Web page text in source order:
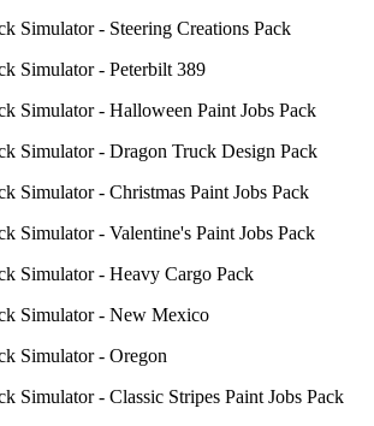
Simulator - Steering Creations Pack
Simulator - Peterbilt 389
Simulator - Halloween Paint Jobs Pack
Simulator - Dragon Truck Design Pack
Simulator - Christmas Paint Jobs Pack
Simulator - Valentine's Paint Jobs Pack
Simulator - Heavy Cargo Pack
Simulator - New Mexico
Simulator - Oregon
Simulator - Classic Stripes Paint Jobs Pack